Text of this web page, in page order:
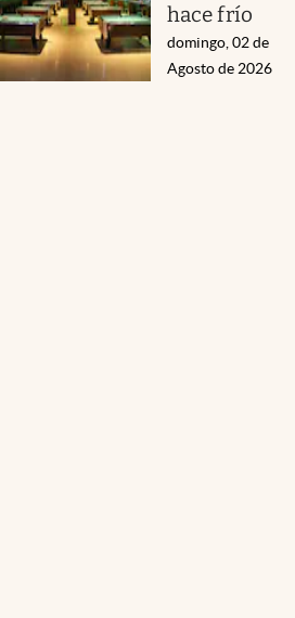
hace frío
domingo, 02 de
Agosto de 2026